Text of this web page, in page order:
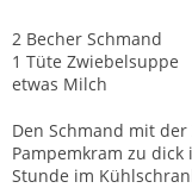
2 Becher Schmand
1 Tüte Zwiebelsuppe
etwas Milch
Den Schmand mit
Pampemkram zu
Stunde im